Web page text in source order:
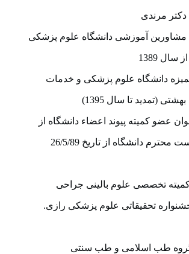
مرندی
آموزشی دانشگاه علوم پزشکی
1389
دانشگاه علوم پزشکی و خدمات
(تمدید تا سال 1395)
عضو کمیته پیوند اعضاء دانشگاه از
طرف سرپرست محترم دانشگاه از تاریخ 26/5/89
تخصصی علوم بالینی جراحی
تحقیقاتی علوم پزشکی رازی.
طب اسلامی و طب سنتی